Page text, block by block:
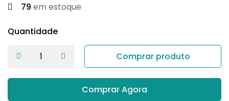
79 em estoque
Quantidade
Comprar produto
Comprar Agora